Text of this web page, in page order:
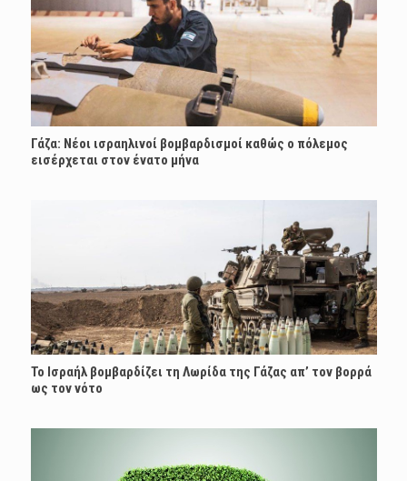
Γάζα: Νέοι ισραηλινοί βομβαρδισμοί καθώς ο πόλεμος
εισέρχεται στον ένατο μήνα
Το Ισραήλ βομβαρδίζει τη Λωρίδα της Γάζας απ’ τον βορρά
ως τον νότο